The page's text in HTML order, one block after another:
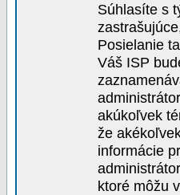
Súhlasíte s
Posielanie
Váš ISP
akúkoľvek
že
informácie
ktoré môžu